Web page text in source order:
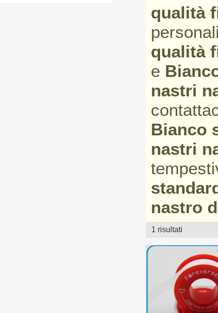
qualità
qualità
e
nastri
Bianco
nastri
nastro
1 risultati